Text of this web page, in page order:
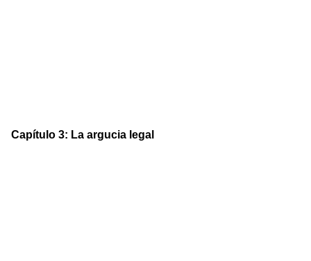
Capítulo 3: La argucia legal